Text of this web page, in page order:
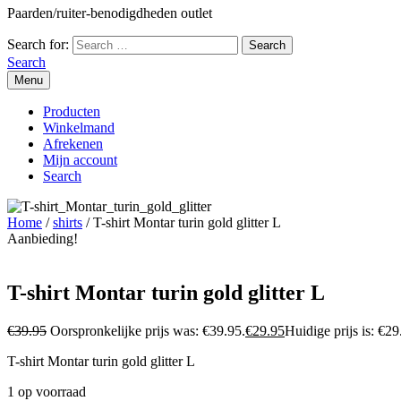
Paarden/ruiter-benodigdheden outlet
Search for:
Search
Menu
Producten
Winkelmand
Afrekenen
Mijn account
Search
Home /shirts / T-shirt Montar turin gold glitter L
Aanbieding!
T-shirt Montar turin gold glitter L
€39.95 Oorspronkelijke prijs was: €39.95.€29.95Huidige prijs is:
T-shirt Montar turin gold glitter L
1 op voorraad